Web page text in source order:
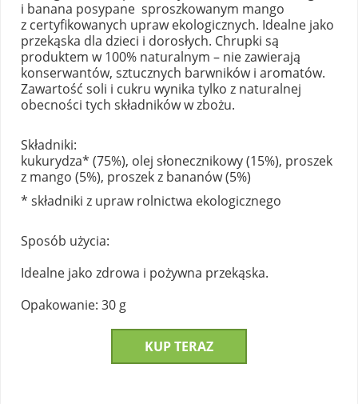
i banana posypane sproszkowanym mango
z certyfikowanych upraw ekologicznych. Idealne jako
przekąska dla dzieci i dorosłych. Chrupki są
produktem w 100% naturalnym – nie zawierają
konserwantów, sztucznych barwników i aromatów.
Zawartość soli i cukru wynika tylko z naturalnej
obecności tych składników w zbożu.
Składniki:
kukurydza* (75%), olej słonecznikowy (15%), proszek
z mango (5%), proszek z bananów (5%)
* składniki z upraw rolnictwa ekologicznego
Sposób użycia:
Idealne jako zdrowa i pożywna przekąska.
Opakowanie: 30 g
KUP TERAZ